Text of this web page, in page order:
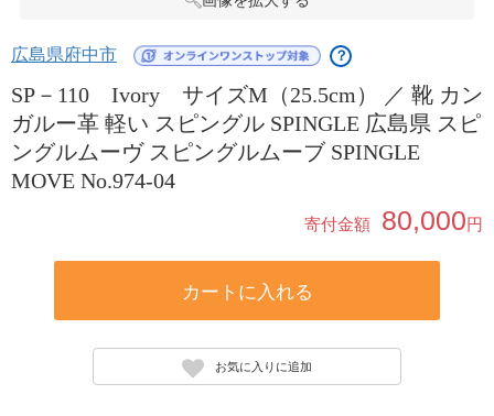
広島県府中市 ？
SP－110 Ivory サイズM（25.5cm） ／ 靴 カン
ガルー革 軽い スピングル SPINGLE 広島県 スピ
ングルムーヴ スピングルムーブ SPINGLE
MOVE No.974-04
寄付金額 80,000円
カートに入れる
お気に入りに追加